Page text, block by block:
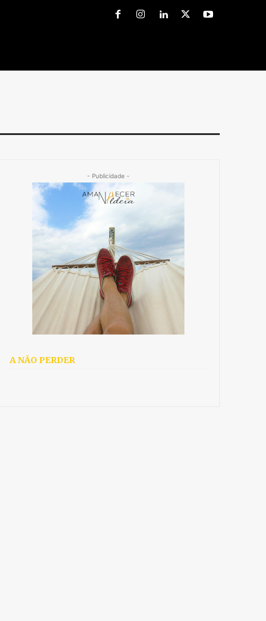
- Publicidade -
A NÃO PERDER